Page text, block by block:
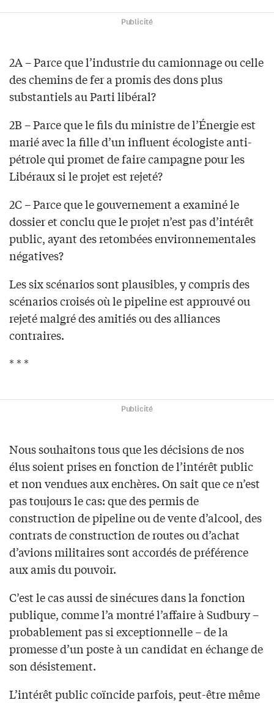
Publicité
2A – Parce que l’industrie du camionnage ou celle
des chemins de fer a promis des dons plus
substantiels au Parti libéral?
2B – Parce que le fils du ministre de l’Énergie est
marié avec la fille d’un influent écologiste anti-
pétrole qui promet de faire campagne pour les
Libéraux si le projet est rejeté?
2C – Parce que le gouvernement a examiné le
dossier et conclu que le projet n’est pas d’intérêt
public, ayant des retombées environnementales
négatives?
Les six scénarios sont plausibles, y compris des
scénarios croisés où le pipeline est approuvé ou
rejeté malgré des amitiés ou des alliances
contraires.
* * *
Publicité
Nous souhaitons tous que les décisions de nos
élus soient prises en fonction de l’intérêt public
et non vendues aux enchères. On sait que ce n’est
pas toujours le cas: que des permis de
construction de pipeline ou de vente d’alcool, des
contrats de construction de routes ou d’achat
d’avions militaires sont accordés de préférence
aux amis du pouvoir.
C’est le cas aussi de sinécures dans la fonction
publique, comme l’a montré l’affaire à Sudbury –
probablement pas si exceptionnelle – de la
promesse d’un poste à un candidat en échange de
son désistement.
L’intérêt public coïncide parfois, peut-être même